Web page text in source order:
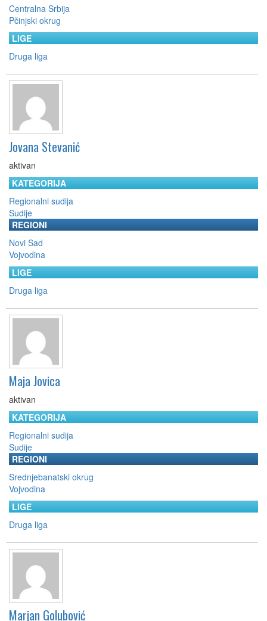
Centralna Srbija
Pčinjski okrug
LIGE
Druga liga
Jovana Stevanić
aktivan
KATEGORIJA
Regionalni sudija
Sudije
REGIONI
Novi Sad
Vojvodina
LIGE
Druga liga
Maja Jovica
aktivan
KATEGORIJA
Regionalni sudija
Sudije
REGIONI
Srednjebanatski okrug
Vojvodina
LIGE
Druga liga
Marjan Golubović